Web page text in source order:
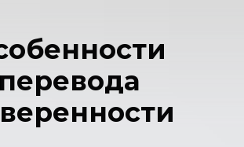
перевода